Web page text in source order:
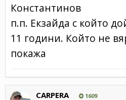
Константинов
п.п. Екзайда с който
11 години. Който не
покажа
CARPERA 1609